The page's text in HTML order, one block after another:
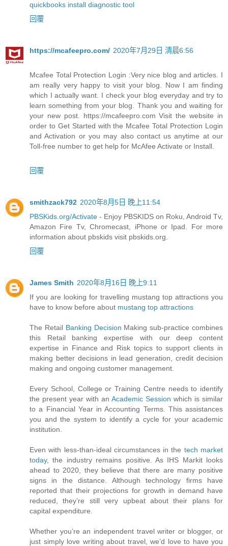
quickbooks install diagnostic tool
回覆
https://mcafeepro.com/ 2020年7月29日 清晨6:56
Mcafee Total Protection Login :Very nice blog and articles. I
am really very happy to visit your blog. Now I am finding
which I actually want. I check your blog everyday and try to
learn something from your blog. Thank you and waiting for
your new post. https://mcafeepro.com Visit the website in
order to Get Started with the Mcafee Total Protection Login
and Activation or you may also contact us anytime at our
Toll-free number to get help for McAfee Activate or Install.
回覆
smithzack792 2020年8月5日 晚上11:54
PBSKids.org/Activate - Enjoy PBSKIDS on Roku, Android Tv,
Amazon Fire Tv, Chromecast, iPhone or Ipad. For more
information about pbskids visit pbskids.org.
回覆
James Smith 2020年8月16日 晚上9:11
If you are looking for travelling mustang top attractions you
have to know before about mustang top attractions
The Retail Banking Decision Making sub-practice combines
this Retail banking expertise with our deep content
expertise in Finance and Risk topics to support clients in
making better decisions in lead generation, credit decision
making and ongoing customer management.
Every School, College or Training Centre needs to identify
the present year with an Academic Session which is similar
to a Financial Year in Accounting Terms. This assistances
you and the system to identify a cycle for your academic
institution.
Even with less-than-ideal circumstances in the tech market
today, the industry remains positive. As IHS Markit looks
ahead to 2020, they believe that there are many positive
signs in the distance. Although technology firms have
reported that their projections for growth in demand have
reduced, they’re still very upbeat about their plans for
capital expenditure.
Whether you’re an independent travel writer or blogger, or
just simply love writing about travel, we’d love to have you